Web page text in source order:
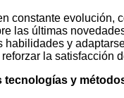
constante evolución,
las últimas
habilidades y
la satisfacción
tecnologías y